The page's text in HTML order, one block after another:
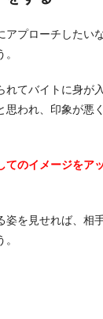
アプローチしたい
てバイトに身が
思われ、印象が悪
てのイメージをア
姿を見せれば、相